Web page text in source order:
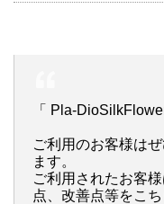
「 Pla-
ご利用のお客様は
ます。
ご利用されたお客
点、改善点等をこ